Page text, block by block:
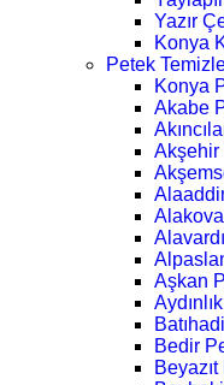
Yazır
Konya
Petek
Konya
Akabe
Akşehir
Aşkan
Bedir